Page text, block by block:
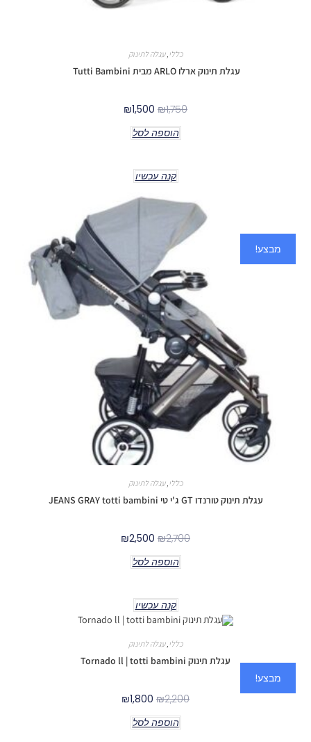
כללי ,עגלה לתינוק
עגלת תינוק ארלו ARLO מבית Tutti Bambini
₪1,750
₪1,500
הוספה לסל
קנה עכשיו
מבצע!
כללי ,עגלה לתינוק
עגלת תינוק טורנדו GT ג'י טי JEANS GRAY totti bambini
₪2,700
₪2,500
הוספה לסל
קנה עכשיו
מבצע!
כללי ,עגלה לתינוק
עגלת תינוק Tornado ll | totti bambini
₪2,200
₪1,800
הוספה לסל